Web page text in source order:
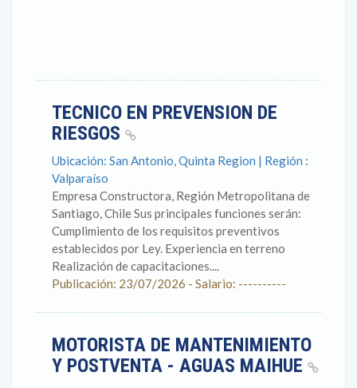
TECNICO EN PREVENSION DE
RIESGOS
Ubicación: San Antonio, Quinta Region | Región :
Valparaíso
Empresa Constructora, Región Metropolitana de
Santiago, Chile Sus principales funciones serán:
Cumplimiento de los requisitos preventivos
establecidos por Ley. Experiencia en terreno
Realización de capacitaciones....
Publicación: 23/07/2026 - Salario: ----------
MOTORISTA DE MANTENIMIENTO
Y POSTVENTA - AGUAS MAIHUE